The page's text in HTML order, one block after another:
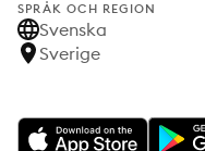
SPRÅK OCH REGION
Svenska
Sverige